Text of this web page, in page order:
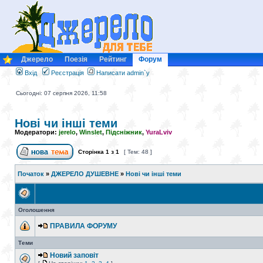
Джерело Поезія Рейтинг Форум
Вхід Реєстрація Написати admin`у
Сьогодні: 07 серпня 2026, 11:58
Нові чи інші теми
Модератори: jerelo, Winslet, Підсніжник, YuraLviv
Сторінка 1 з 1 [ Тем: 48 ]
Початок » ДЖЕРЕЛО ДУШЕВНЕ » Нові чи інші теми
Оголошення
ПРАВИЛА ФОРУМУ
Теми
Новий заповіт